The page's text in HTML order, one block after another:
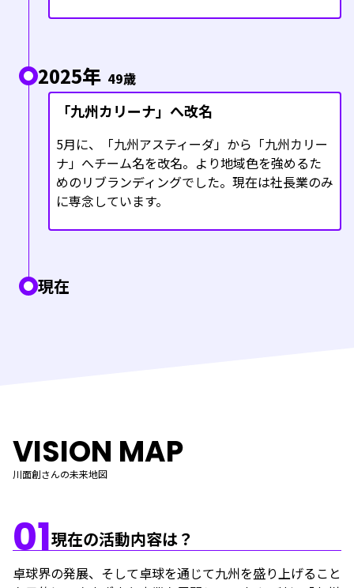
2025年 49歳
「九州カリーナ」へ改名
5月に、「九州アスティーダ」から「九州カリー
ナ」へチーム名を改名。より地域色を強めるた
めのリブランディングでした。現在は社長業のみ
に専念しています。
現在
VISION MAP
川面創さんの未来地図
01現在の活動内容は？
卓球界の発展、そして卓球を通じて九州を盛り上げること